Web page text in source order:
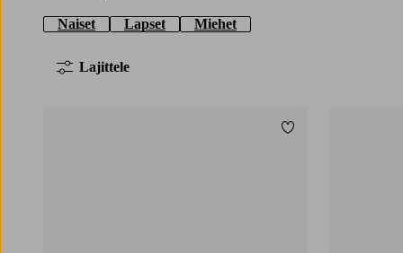
Naiset Lapset Miehet
Lajittele
Lisää suosikkeihin